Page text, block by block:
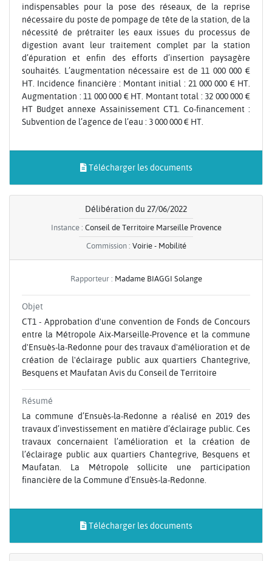
indispensables pour la pose des réseaux, de la reprise
nécessaire du poste de pompage de tête de la station, de la
nécessité de prétraiter les eaux issues du processus de
digestion avant leur traitement complet par la station
d’épuration et enfin des efforts d’insertion paysagère
souhaités. L’augmentation nécessaire est de 11 000 000 €
HT. Incidence financière : Montant initial : 21 000 000 € HT.
Augmentation : 11 000 000 € HT. Montant total : 32 000 000 €
HT Budget annexe Assainissement CT1. Co-financement :
Subvention de l’agence de l’eau : 3 000 000 € HT.
Télécharger les documents
Délibération du 27/06/2022
Instance : Conseil de Territoire Marseille Provence
Commission : Voirie - Mobilité
Rapporteur : Madame BIAGGI Solange
Objet
CT1 - Approbation d'une convention de Fonds de Concours
entre la Métropole Aix-Marseille-Provence et la commune
d'Ensuès-la-Redonne pour des travaux d'amélioration et de
création de l'éclairage public aux quartiers Chantegrive,
Besquens et Maufatan Avis du Conseil de Territoire
Résumé
La commune d’Ensuès-la-Redonne a réalisé en 2019 des
travaux d’investissement en matière d’éclairage public. Ces
travaux concernaient l’amélioration et la création de
l’éclairage public aux quartiers Chantegrive, Besquens et
Maufatan. La Métropole sollicite une participation
financière de la Commune d’Ensuès-la-Redonne.
Télécharger les documents